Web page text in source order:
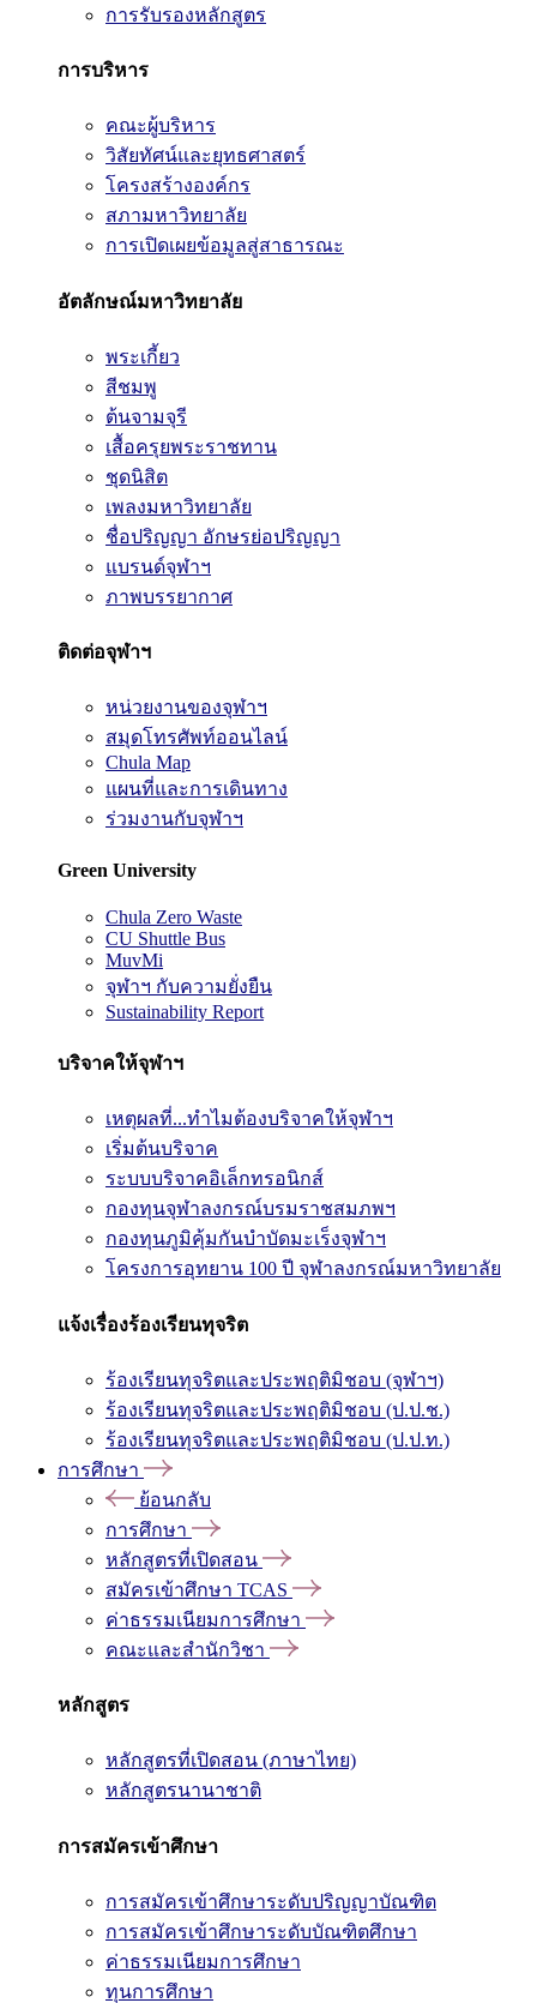
การรับรองหลักสูตร
การบริหาร
คณะผู้บริหาร
วิสัยทัศน์และยุทธศาสตร์
โครงสร้างองค์กร
สภามหาวิทยาลัย
การเปิดเผยข้อมูลสู่สาธารณะ
อัตลักษณ์มหาวิทยาลัย
พระเกี้ยว
สีชมพู
ต้นจามจุรี
เสื้อครุยพระราชทาน
ชุดนิสิต
เพลงมหาวิทยาลัย
ชื่อปริญญา อักษรย่อปริญญา
แบรนด์จุฬาฯ
ภาพบรรยากาศ
ติดต่อจุฬาฯ
หน่วยงานของจุฬาฯ
สมุดโทรศัพท์ออนไลน์
Chula Map
แผนที่และการเดินทาง
ร่วมงานกับจุฬาฯ
Green University
Chula Zero Waste
CU Shuttle Bus
MuvMi
จุฬาฯ กับความยั่งยืน
Sustainability Report
บริจาคให้จุฬาฯ
เหตุผลที่...ทำไมต้องบริจาคให้จุฬาฯ
เริ่มต้นบริจาค
ระบบบริจาคอิเล็กทรอนิกส์
กองทุนจุฬาลงกรณ์บรมราชสมภพฯ
กองทุนภูมิคุ้มกันบำบัดมะเร็งจุฬาฯ
โครงการอุทยาน 100 ปี จุฬาลงกรณ์มหาวิทยาลัย
แจ้งเรื่องร้องเรียนทุจริต
ร้องเรียนทุจริตและประพฤติมิชอบ (จุฬาฯ)
ร้องเรียนทุจริตและประพฤติมิชอบ (ป.ป.ช.)
ร้องเรียนทุจริตและประพฤติมิชอบ (ป.ป.ท.)
การศึกษา
ย้อนกลับ
การศึกษา
หลักสูตรที่เปิดสอน
สมัครเข้าศึกษา TCAS
ค่าธรรมเนียมการศึกษา
คณะและสำนักวิชา
หลักสูตร
หลักสูตรที่เปิดสอน (ภาษาไทย)
หลักสูตรนานาชาติ
การสมัครเข้าศึกษา
การสมัครเข้าศึกษาระดับปริญญาบัณฑิต
การสมัครเข้าศึกษาระดับบัณฑิตศึกษา
ค่าธรรมเนียมการศึกษา
ทุนการศึกษา